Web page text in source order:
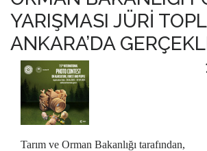
YARIŞMASI JÜRİ
ANKARA’DA
Tarım ve Orman Bakanlığı tarafından,